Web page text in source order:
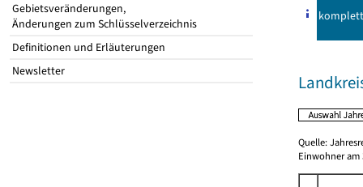
Gebietsveränderungen,
Änderungen zum Schlüsselverzeichnis
Definitionen und Erläuterungen
Newsletter
komplett
Quelle:
Einwohner am